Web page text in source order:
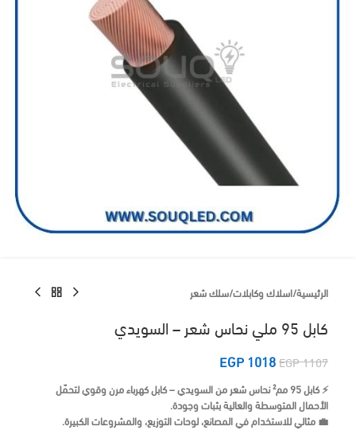
الرئيسية/اسلاك وكابلات/سلك شعر
كابل 95 ملي نحاس شعر – السويدي
EGP1107
EGP1018
⚡ كابل 95 مم² نحاس شعر من السويدي – كابل كهرباء مرن وقوي لتحمّل
الأحمال المتوسطة والعالية بثبات وجودة.
💼 مثالي للاستخدام في المصانع، لوحات التوزيع، والمشروعات الكبيرة.